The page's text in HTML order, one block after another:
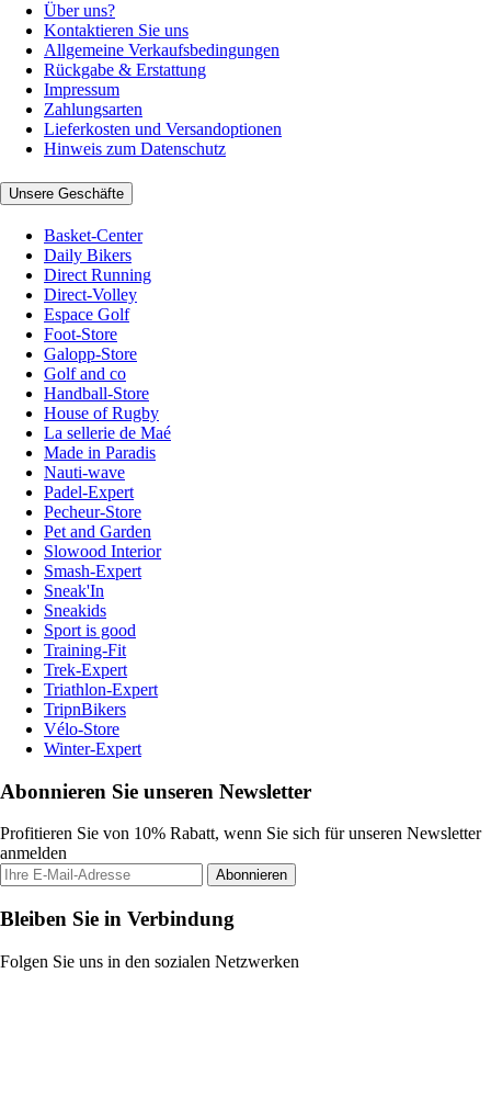
Über uns?
Kontaktieren Sie uns
Allgemeine Verkaufsbedingungen
Rückgabe & Erstattung
Impressum
Zahlungsarten
Lieferkosten und Versandoptionen
Hinweis zum Datenschutz
Unsere Geschäfte
Basket-Center
Daily Bikers
Direct Running
Direct-Volley
Espace Golf
Foot-Store
Galopp-Store
Golf and co
Handball-Store
House of Rugby
La sellerie de Maé
Made in Paradis
Nauti-wave
Padel-Expert
Pecheur-Store
Pet and Garden
Slowood Interior
Smash-Expert
Sneak'In
Sneakids
Sport is good
Training-Fit
Trek-Expert
Triathlon-Expert
TripnBikers
Vélo-Store
Winter-Expert
Abonnieren Sie unseren Newsletter
Profitieren Sie von 10% Rabatt, wenn Sie sich für unseren Newsletter
anmelden
Abonnieren
Bleiben Sie in Verbindung
Folgen Sie uns in den sozialen Netzwerken